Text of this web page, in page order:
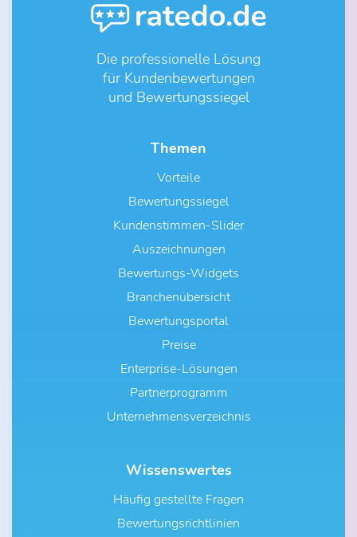
Die professionelle Lösung
für Kundenbewertungen
und Bewertungssiegel
Themen
Vorteile
Bewertungssiegel
Kundenstimmen-Slider
Auszeichnungen
Bewertungs-Widgets
Branchenübersicht
Bewertungsportal
Preise
Enterprise-Lösungen
Partnerprogramm
Unternehmensverzeichnis
Wissenswertes
Häufig gestellte Fragen
Bewertungsrichtlinien